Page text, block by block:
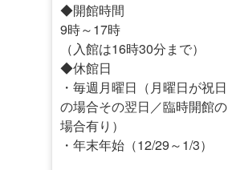
◆開館時間
9時～17時
（入館は16時30分まで）
◆休館日
・毎週月曜日（月曜日が祝日
の場合その翌日／臨時開館の
場合有り）
・年末年始（12/29～1/3）